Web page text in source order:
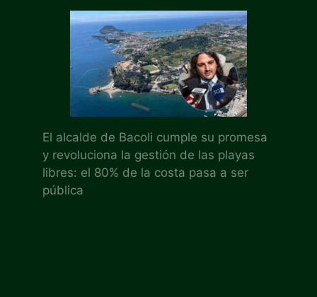
El alcalde de Bacoli cumple su promesa
y revoluciona la gestión de las playas
libres: el 80% de la costa pasa a ser
pública